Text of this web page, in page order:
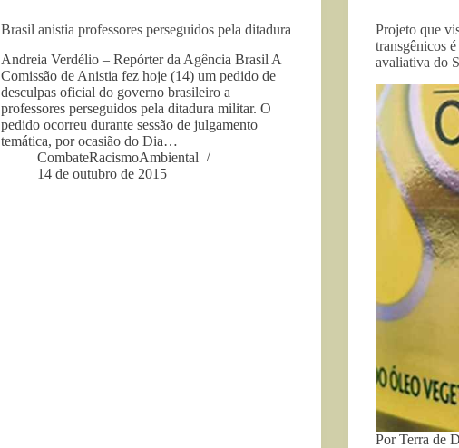
Brasil anistia professores perseguidos pela ditadura
Andreia Verdélio – Repórter da Agência Brasil A
Comissão de Anistia fez hoje (14) um pedido de
desculpas oficial do governo brasileiro a
professores perseguidos pela ditadura militar. O
pedido ocorreu durante sessão de julgamento
temática, por ocasião do Dia…
CombateRacismoAmbiental
14 de outubro de 2015
Projeto que
transgênicos
avaliativa do
Por Terra de